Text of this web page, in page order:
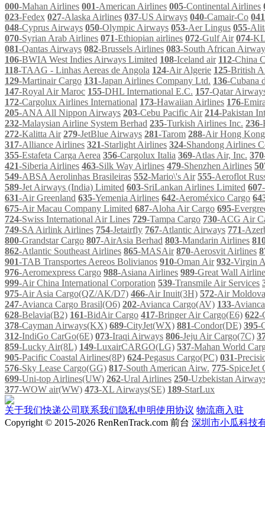
000-Mahan Airlines 001-American Airlines 005-Continental Airlines
023-Fedex 027-Alaska Airlines 037-US Airways 040-Camair-Co 041
048-Cyprus Airways 050-Olympic Airways 053-Aer Lingus 055-
070-Syrian Arab Airlines 071-Ethiopian airlines 072-Gulf Air 074-
081-Qantas Airways 082-Brussels Airlines 083-South African
106-BWIA West Indies Airways Limited 108-Iceland air 112-China
118-TAAG - Linhas Aereas de Angola 124-Air Algerie 125-British
129-Martinair Cargo 131-Japan Airlines Company Ltd. 136-Cubana
147-Royal Air Maroc 155-DHL International E.C. 157-Qatar
172-Cargolux Airlines International 173-Hawaiian Airlines 176-
205-ANA All Nippon Airways 203-Cebu Pacific Air 214-Pakistan
232-Malaysian Airline System Berhad 235-Turkish Airlines Inc. 236-
272-Kalitta Air 279-JetBlue Airways 281-Tarom 288-Air Hong Kong
317-Alliance Airlines 321-Starlight Airlines 324-Shandong Airlines
355-Estafeta Carga Aerea 356-Cargolux Italia 369-Atlas Air, Inc. 370
421-Siberia Airlines 463-Silk Way Airlines 479-Shenzhen Airlines
549-ABSA Aerolinhas Brasileiras 552-Mario\'s Air 555-Aeroflot
589-Jet Airways (India) Limited 603-SriLankan Airlines Limited 607
631-Air Greenland 635-Yemenia Airlines 642-Aeroméxico Cargo
675-Air Macau Company Limited 687-Aloha Air Cargo 695-
724-Swiss International Air Lines 729-Tampa Cargo 730-ACG Air
749-SA Airlink Airlines 754-Jetairfly 767-Atlantic Airways 771-
800-Grandstar Cargo 807-AirAsia Berhad 803-Mandarin Airlines
862-Atlantic Southeast Airlines 865-MASAir 870-Aerosvit Airlines
901-TAB Transportes Aereos Bolivianos 910-Oman Air 932-Virgin
976-Aeromexpress Cargo 988-Asiana Airlines 989-Great Wall
999-Air China International Corporation 539-Transmile Air Services
975-Air Asia Cargo(QZ/AK/D7) 466-Air Inuit(3H) 572-Air
247-Avianca Cargo Brasil(O6) 202-Avianca Cargo(AV) 133-
628-Belavia(B2) 161-BidAir Cargo 417-Bringer Air Cargo(E6) 622-
378-Cayman Airways(KX) 689-CityJet(WX) 881-Condor(DE) 395-
312-IndiGo CarGo(6E) 073-Iraqi Airways 806-Jeju Air Cargo(7C)
859-Lucky Air(8L) 149-LuxairCARGO(LG) 537-Mahan World
905-Pacific Coastal Airlines(8P) 624-Pegasus Cargo(PC) 031-
576-Sky Lease Cargo(GG) 817-South American Airw. 775-SpiceJet
699-Uni-top Airlines(UW) 262-Ural Airlines 250-Uzbekistan
377-WOW air(WW) 473-XL Airways(SE) 189-StarLux
关于我们快递公司 联系我们隐私申明使用协议 物流商入驻
Copyright © 2015-2026 RenRenTrack.com 前台 深圳市小瓜科技